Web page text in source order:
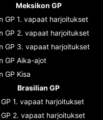
Meksikon GP
GP 1. vapaat harjoitukset
GP 2. vapaat harjoitukset
GP 3. vapaat harjoitukset
GP Aika-ajot
GP Kisa
Brasilian GP
1. vapaat harjoitukset
2. vapaat harjoitukset